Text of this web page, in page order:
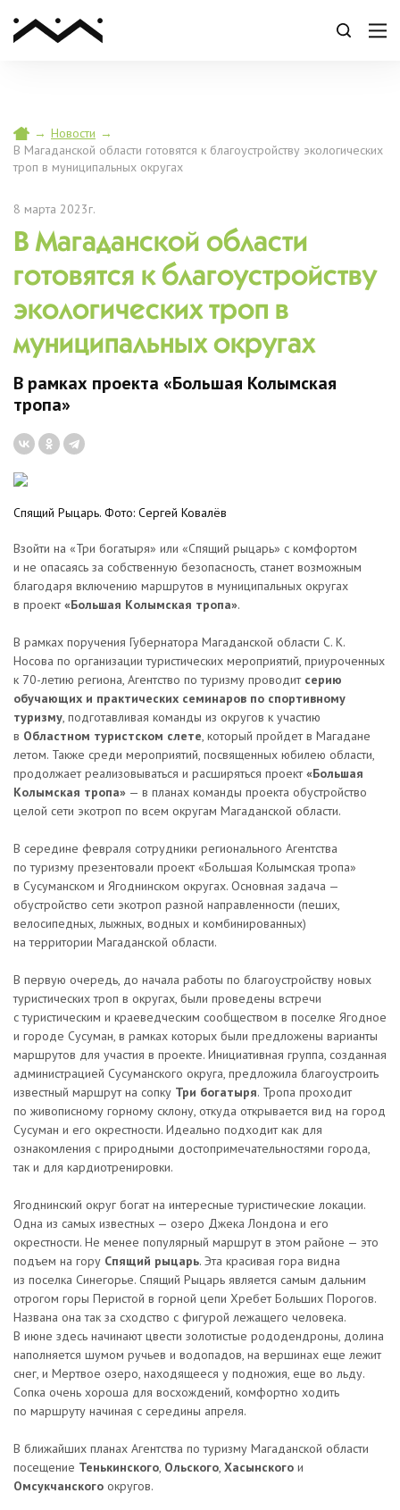
→ Новости →
В Магаданской области готовятся к благоустройству экологических
троп в муниципальных округах
8 марта 2023г.
В Магаданской области
готовятся к благоустройству
экологических троп в
муниципальных округах
В рамках проекта «Большая Колымская
тропа»
Спящий Рыцарь. Фото: Сергей Ковалёв
Взойти на «Три богатыря» или «Спящий рыцарь» с комфортом
и не опасаясь за собственную безопасность, станет возможным
благодаря включению маршрутов в муниципальных округах
в проект«Большая Колымская тропа».
В рамках поручения Губернатора Магаданской области С. К.
Носова по организации туристических мероприятий, приуроченных
к 70-летию региона, Агентство по туризму проводит серию
обучающих и практических семинаров по спортивному
туризму, подготавливая команды из округов к участию
в Областном туристском слете, который пройдет в Магадане
летом. Также среди мероприятий, посвященных юбилею области,
продолжает реализовываться и расширяться проект«Большая
Колымская тропа» — в планах команды проекта обустройство
целой сети экотроп по всем округам Магаданской области.
В середине февраля сотрудники регионального Агентства
по туризму презентовали проект «Большая Колымская тропа»
в Сусуманском и Ягоднинском округах. Основная задача —
обустройство сети экотроп разной направленности (пеших,
велосипедных, лыжных, водных и комбинированных)
на территории Магаданской области.
В первую очередь, до начала работы по благоустройству новых
туристических троп в округах, были проведены встречи
с туристическим и краеведческим сообществом в поселке Ягодное
и городе Сусуман, в рамках которых были предложены варианты
маршрутов для участия в проекте. Инициативная группа, созданная
администрацией Сусуманского округа, предложила благоустроить
известный маршрут на сопку Три богатыря. Тропа проходит
по живописному горному склону, откуда открывается вид на город
Сусуман и его окрестности. Идеально подходит как для
ознакомления с природными достопримечательностями города,
так и для кардиотренировки.
Ягоднинский округ богат на интересные туристические локации.
Одна из самых известных — озеро Джека Лондона и его
окрестности. Не менее популярный маршрут в этом районе — это
подъем на гору Спящий рыцарь. Эта красивая гора видна
из поселка Синегорье. Спящий Рыцарь является самым дальним
отрогом горы Перистой в горной цепи Хребет Больших Порогов.
Названа она так за сходство с фигурой лежащего человека.
В июне здесь начинают цвести золотистые рододендроны, долина
наполняется шумом ручьев и водопадов, на вершинах еще лежит
снег, и Мертвое озеро, находящееся у подножия, еще во льду.
Сопка очень хороша для восхождений, комфортно ходить
по маршруту начиная с середины апреля.
В ближайших планах Агентства по туризму Магаданской области
посещение Тенькинского, Ольского, Хасынского и
Омсукчанского округов.